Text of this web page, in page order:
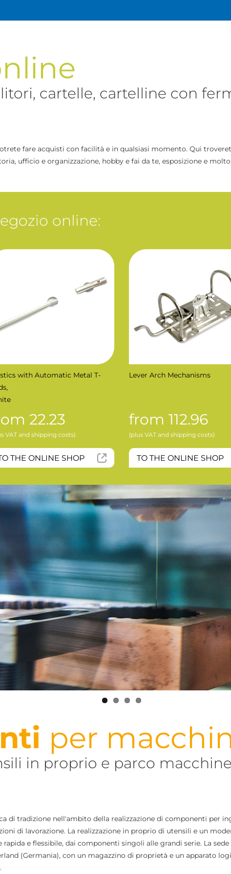
cartelle, cartelline con
fare acquisti con facilità e in qualsiasi momento. Qui
ufficio e organizzazione, hobby e fai da te, esposizione e
online:
with Automatic Metal T-
22.23
VAT and shipping costs)
THE ONLINE SHOP
Lever Arch Mechanisms
from 112.96
(plus VAT and shipping costs)
TO THE ONLINE SHOP
per
in proprio e parco
di tradizione nell'ambito della realizzazione di componenti per
di lavorazione. La realizzazione in proprio di utensili e un
e flessibile, dai componenti singoli alle grandi serie. La
(Germania), con un magazzino di proprietà e un apparato